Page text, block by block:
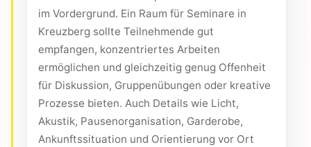
im Vordergrund. Ein Raum für Seminare in
Kreuzberg sollte Teilnehmende gut
empfangen, konzentriertes Arbeiten
ermöglichen und gleichzeitig genug Offenheit
für Diskussion, Gruppenübungen oder kreative
Prozesse bieten. Auch Details wie Licht,
Akustik, Pausenorganisation, Garderobe,
Ankunftssituation und Orientierung vor Ort